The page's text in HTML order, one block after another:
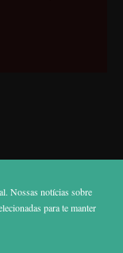
Nossas notícias sobre
para te manter